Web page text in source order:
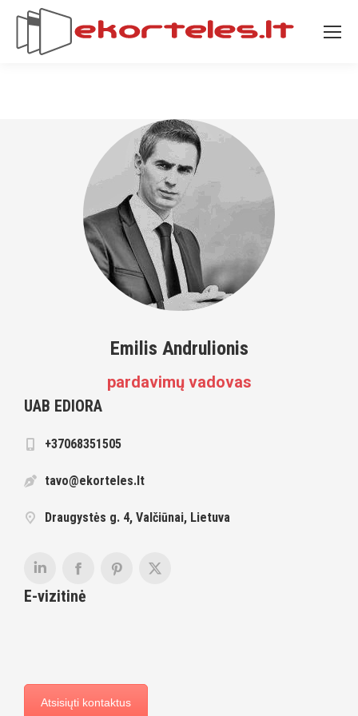
Emilis Andrulionis
pardavimų vadovas
UAB EDIORA
+37068351505
tavo@ekorteles.lt
Draugystės g. 4, Valčiūnai, Lietuva
E-vizitinė
Atsisiųti kontaktus